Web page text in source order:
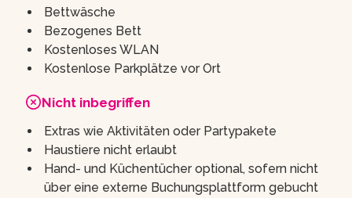
Bettwäsche
Bezogenes Bett
Kostenloses WLAN
Kostenlose Parkplätze vor Ort
Nicht inbegriffen
Extras wie Aktivitäten oder Partypakete
Haustiere nicht erlaubt
Hand- und Küchentücher optional, sofern nicht
über eine externe Buchungsplattform gebucht